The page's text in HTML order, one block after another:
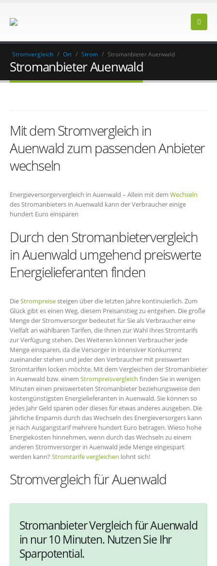
Stromvergleich / Ort / Strom / Stromanbieter Auenwald
Stromanbieter Auenwald
Mit dem Stromvergleich in
Auenwald zum passenden Anbieter
wechseln
Energieversorgervergleich in Auenwald – Allein mit dem Wechseln
des Stromanbieters in Auenwald kann der Verbraucher einige
hundert Euro einsparen
Durch den Stromanbietervergleich
in Auenwald umgehend preiswerte
Energielieferanten finden
DieStrompreisesteigen über die letzten Jahre kontinuierlich. Zum
Glück gibt es einen Weg, diesem Preisanstieg zu entgehen. Die große
Menge der Stromversorger bedeutet für Sie als Verbraucher eine
Vielfalt an wählbaren Tarifen, die Ihnen zur Wahl Ihres Stromtarifs
zur Verfügung stehen. Des Weiteren können Verbraucher jede
Menge einsparen, da die Versorger in intensiver Konkurrenz
zueinander stehen und jeder den Verbraucher mit preiswerten
Stromtarifen locken möchte. Mit dem Vergleichen der Stromanbieter
in Auenwald bzw. einem Strompreisvergleich finden Sie in wenigen
Minuten einen preiswerteten Stromanbieter beziehungsweise den
kostengünstigsten Energielieferanten in Auenwald. Sie können so
jedes Jahr Geld sparen oder dieses für etwas anderes ausgeben. Die
jährliche Ersparnis durch das Wechseln des Energieversorgers kann
je nach Ausgangstarif mehrere hundert Euro betragen. Wieso hohe
Energiekosten hinnehmen, wenn durch das Wechseln zu einem
anderen Stromversorger in Auenwald jede Menge eingespart
werden kann? Stromtarife vergleichen lohnt sich!
Stromvergleich für Auenwald
Stromanbieter Vergleich für Auenwald
in nur 10 Minuten. Nutzen Sie Ihr
Sparpotential.